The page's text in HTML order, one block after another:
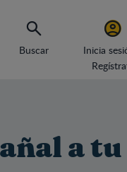
Buscar
Inicia
a tu